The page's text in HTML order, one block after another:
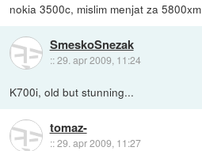
nokia 3500c, mislim menjat za 5800xm
SmeskoSnezak
::29. apr 2009, 11:24
K700i, old but stunning...
tomaz-
::29. apr 2009, 11:27